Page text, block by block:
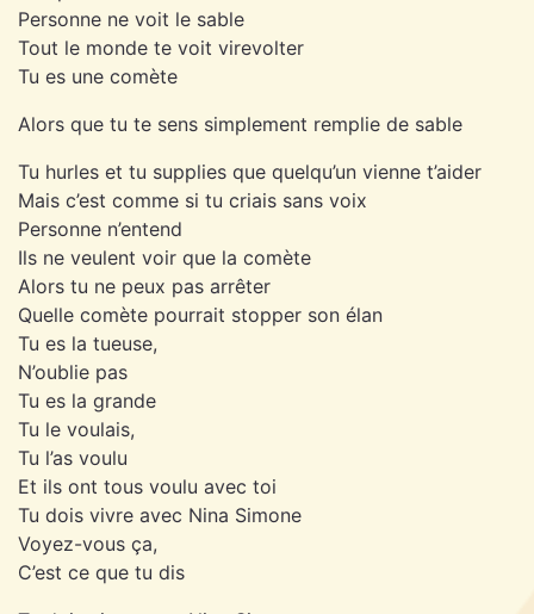
Personne ne voit le sable
Tout le monde te voit virevolter
Tu es une comète
Alors que tu te sens simplement remplie de sable
Tu hurles et tu supplies que quelqu’un vienne t’aider
Mais c’est comme si tu criais sans voix
Personne n’entend
Ils ne veulent voir que la comète
Alors tu ne peux pas arrêter
Quelle comète pourrait stopper son élan
Tu es la tueuse,
N’oublie pas
Tu es la grande
Tu le voulais,
Tu l’as voulu
Et ils ont tous voulu avec toi
Tu dois vivre avec Nina Simone
Voyez-vous ça,
C’est ce que tu dis